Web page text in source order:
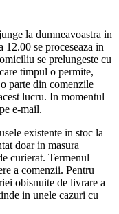
la dumneavoastra in
se proceseaza in
se prelungeste cu
timpul o permite,
parte din comenzile
lucru. In momentul
e-mail.
existente in stoc la
doar in masura
curierat. Termenul
a comenzii. Pentru
obisnuite de livrare a
in unele cazuri cu